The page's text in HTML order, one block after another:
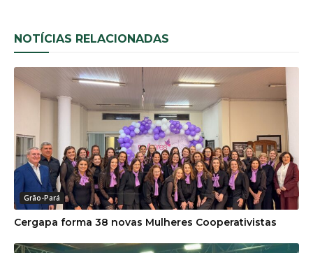
NOTÍCIAS RELACIONADAS
Grão-Pará
Cergapa forma 38 novas Mulheres Cooperativistas